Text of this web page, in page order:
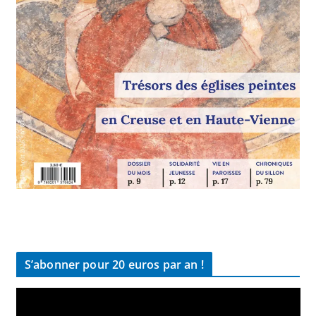
S’abonner pour 20 euros par an !